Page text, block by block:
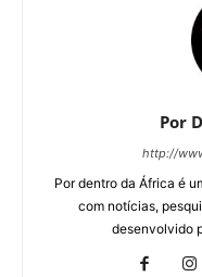
Por
http://
Por dentro da África é
com notícias,
desenvolvido